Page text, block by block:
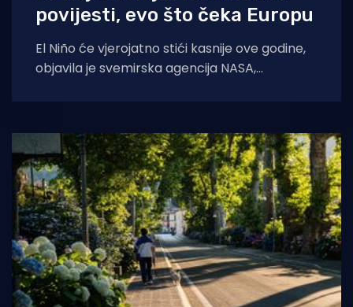
povijesti, evo što čeka Europu
El Niño će vjerojatno stići kasnije ove godine,
objavila je svemirska agencija NASA,